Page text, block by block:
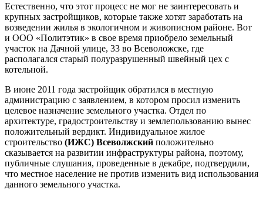
Естественно, что этот процесс не мог не заинтересовать и
крупных застройщиков, которые также хотят заработать на
возведении жилья в экологичном и живописном районе. Вот
и ООО «Политэтик» в свое время приобрело земельный
участок на Дачной улице, 33 во Всеволожске, где
располагался старый полуразрушенный швейный цех с
котельной.
В июне 2011 года застройщик обратился в местную
администрацию с заявлением, в котором просил изменить
целевое назначение земельного участка. Отдел по
архитектуре, градостроительству и землепользованию вынес
положительный вердикт. Индивидуальное жилое
строительство (ИЖС) Всеволжский положительно
сказывается на развитии инфраструктуры района, поэтому,
публичные слушания, проведенные в декабре, подтвердили,
что местное население не против изменить вид использования
данного земельного участка.